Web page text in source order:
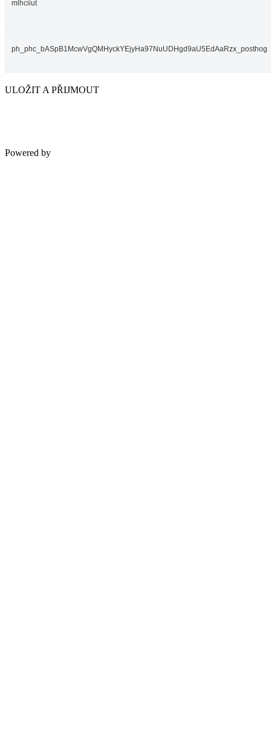
mlhciiut
ph_phc_bASpB1McwVgQMHyckYEjyHa97NuUDHgd9aU5EdAaRzx_posthog
ULOŽIT A PŘIJMOUT
Powered by